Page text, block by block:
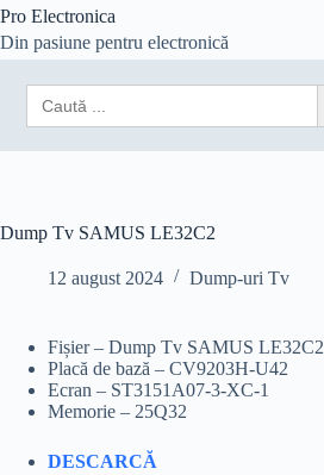
Sari
conținut
Pro Electronica
Din pasiune pentru electronică
Search
for:
Dump Tv SAMUS LE32C2
12 august 2024 Dump-uri Tv
Fișier – Dump Tv SAMUS LE32C2
Placă de bază – CV9203H-U42
Ecran – ST3151A07-3-XC-1
Memorie – 25Q32
DESCARCĂ